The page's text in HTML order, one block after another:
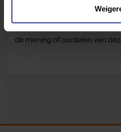
ervaringen van gebruikers die
de mening of oordelen van